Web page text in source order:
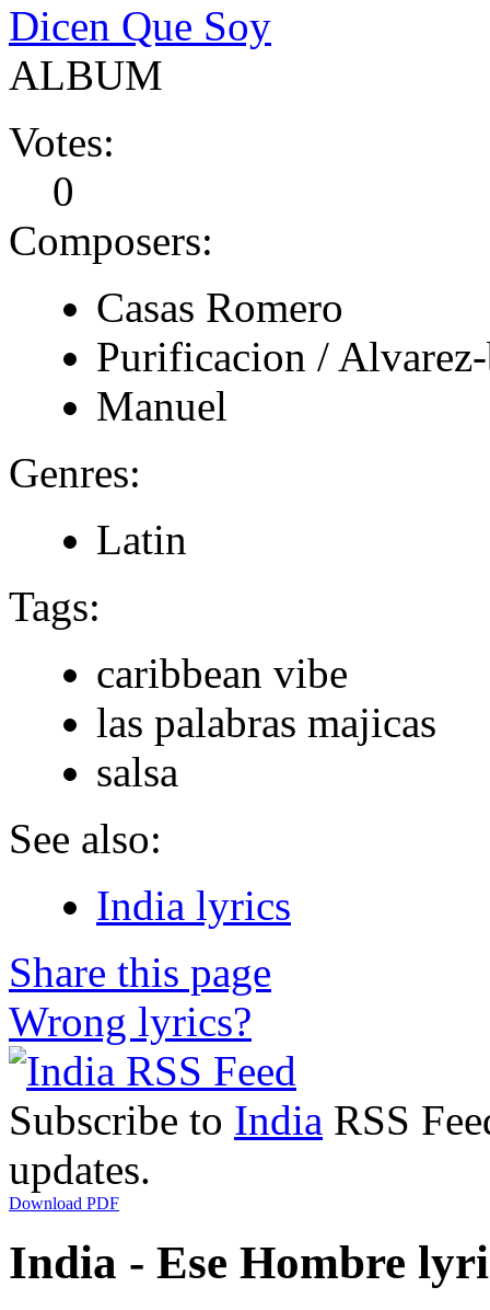
Dicen Que Soy
ALBUM
Votes:
0
Composers:
Casas Romero
Purificacion /
Manuel
Genres:
Latin
Tags:
caribbean vibe
las palabras majicas
salsa
See also:
India lyrics
Share this page
Wrong lyrics?
Subscribe to India RSS
updates.
Download PDF
India - Ese Hombre